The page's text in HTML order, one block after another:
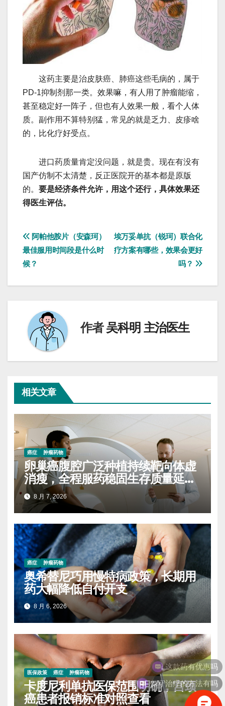
这药主要是治皮肤癌、肺癌这些毛病的，属于
PD-1抑制剂那一类。效果嘛，有人用了肿瘤能缩，
甚至稳定好一阵子，但也有人效果一般，看个人体
质。副作用不算特别猛，常见的就是乏力、皮疹啥
的，比化疗好受点。
进口药质量肯定没问题，就是贵。现在有没有
国产仿制不太清楚，反正医院开的基本都是原版
的。 要是经济条件允许，用这个还行，具体效果还
得医生评估。
文
章
导
埃万妥单抗（锐珂）联合化
疗方案有哪些，效果会更好
吗？
阿帕他胺片（安森珂）
最佳服用时间段是什么时
候？
作者吴科明 主治医生
相关文章
癌症 肿瘤药物
卵巢癌腹腔广泛种植持续靶向体虚
消瘦，全程服药稳固生存质量延缓
进展
8 月 7, 2026
癌症 肿瘤药物
奥希替尼巧用慢特病政策，长期用
药大幅降低自付开支
8 月 6, 2026
医保政策 癌症 肿瘤药物
卡度尼利单抗医保范围明确，宫颈
癌患者报销标准对照查看
这款药有优惠吗
保守治疗的方法有吗